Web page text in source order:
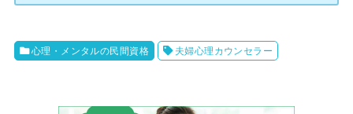
心理・メンタルの民間資格 夫婦心理カウンセラー